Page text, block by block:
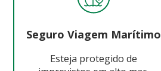
Seguro Viagem Marítimo
Esteja protegido de